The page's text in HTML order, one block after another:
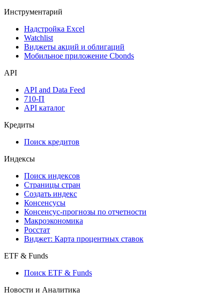
Инструментарий
Надстройка Excel
Watchlist
Виджеты акций и облигаций
Мобильное приложение Cbonds
API
API and Data Feed
710-П
API каталог
Кредиты
Поиск кредитов
Индексы
Поиск индексов
Страницы стран
Создать индекс
Консенсусы
Консенсус-прогнозы по отчетности
Макроэкономика
Росстат
Виджет: Карта процентных ставок
ETF & Funds
Поиск ETF & Funds
Новости и Аналитика